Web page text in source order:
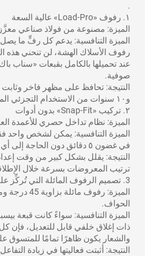
.
١. رفوف «Load-Pro» عالية السعة
الميزة: مصنوعة من فولاذ صناعي معزَّز
رفوف الأسلاك الهشة، لن تنحني هذه
عند تحميلها بالكامل بقبعات «سناب
صوفية.
و١٠ سنوات من الاستخدام التجزئي المكثف.
٢. تركيب «Snap-Fit» بدون أدوات
الميزة: نظام تداخل حصري للأعمدة
الميزة التنافسية: يمكن لشخص واحد
في غضون ٥ دقائق دون الحاجة إلى أي برغي واحد.
النتيجة: يقلل بشكل كبير من وقت
ترتيب المعروضات بسرعة خلال
3. تصميم الرفوف المائلة التي تُركِّز على «الوضوح البصري أولًا»
الميزة: رفوف
الحواف.
الميزة التنافسية: سواءً كانت قبعة
ذات إغلاق خلفي قابل للتعديل، فإن
والشعار يكون ظاهرًا تمامًا للمتسوق
النتيجة: أثبتت فعاليتها في زيادة